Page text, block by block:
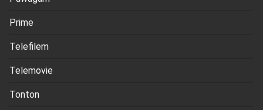
Prime
Telefilem
Telemovie
Tonton